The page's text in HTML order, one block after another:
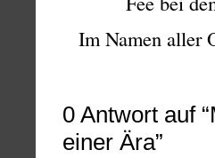
Im Namen aller
0 Antwort auf
einer Ära”